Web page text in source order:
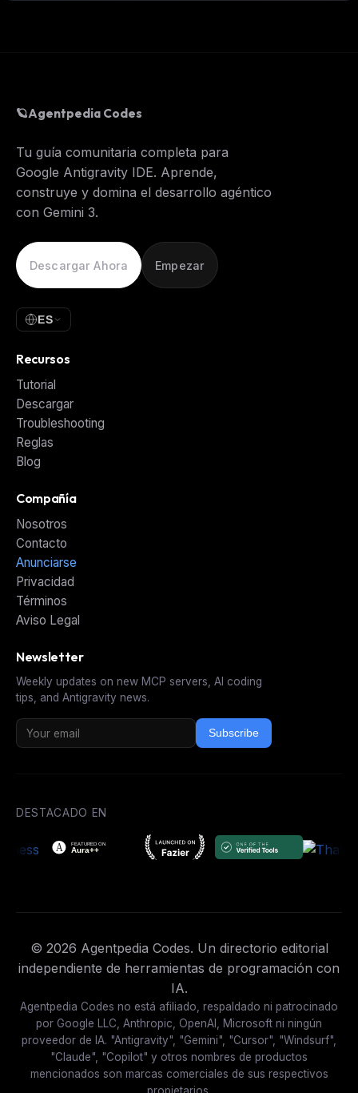
🪐Agentpedia Codes
Tu guía comunitaria completa para
Google Antigravity IDE. Aprende,
construye y domina el desarrollo agéntico
con Gemini 3.
Descargar Ahora Empezar
ES
Recursos
Tutorial
Descargar
Troubleshooting
Reglas
Blog
Compañía
Nosotros
Contacto
Anunciarse
Privacidad
Términos
Aviso Legal
Newsletter
Weekly updates on new MCP servers, AI coding
tips, and Antigravity news.
Subscribe
DESTACADO EN
© 2026 Agentpedia Codes. Un directorio editorial
independiente de herramientas de programación con
IA.
Agentpedia Codes no está afiliado, respaldado ni patrocinado
por Google LLC, Anthropic, OpenAI, Microsoft ni ningún
proveedor de IA. "Antigravity", "Gemini", "Cursor", "Windsurf",
"Claude", "Copilot" y otros nombres de productos
mencionados son marcas comerciales de sus respectivos